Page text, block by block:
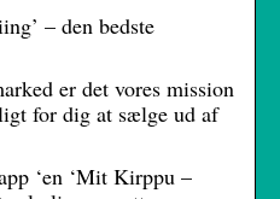
– den bedste
er det vores mission
for dig at sælge ud af
‘en ‘Mit Kirppu –